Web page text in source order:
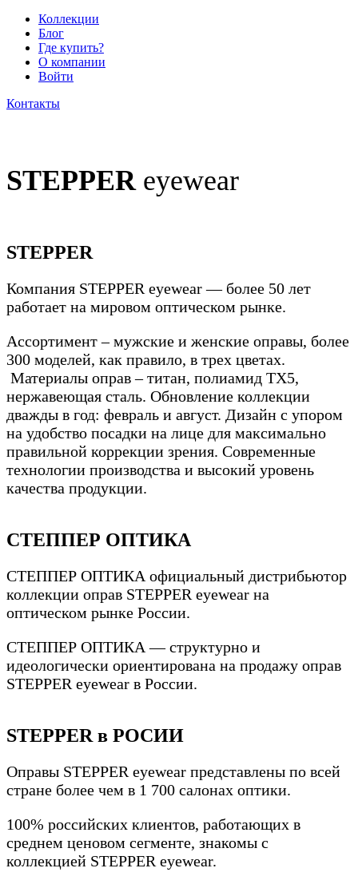
Коллекции
Блог
Где купить?
О компании
Войти
Контакты
STEPPEReyewear
STEPPER
Компания STEPPER eyewear — более 50 лет
работает на мировом оптическом рынке.
Ассортимент – мужские и женские оправы, более
300 моделей, как правило, в трех цветах.
Материалы оправ – титан, полиамид ТХ5,
нержавеющая сталь. Обновление коллекции
дважды в год: февраль и август. Дизайн с упором
на удобство посадки на лице для максимально
правильной коррекции зрения. Современные
технологии производства и высокий уровень
качества продукции.
СТЕППЕР ОПТИКА
СТЕППЕР ОПТИКА официальный дистрибьютор
коллекции оправ STEPPER eyewear на
оптическом рынке России.
СТЕППЕР ОПТИКА — структурно и
идеологически ориентирована на продажу оправ
STEPPER eyewear в России.
STEPPER в РОСИИ
Оправы STEPPER eyewear представлены по всей
стране более чем в 1 700 салонах оптики.
100% российских клиентов, работающих в
среднем ценовом сегменте, знакомы с
коллекцией STEPPER eyewear.